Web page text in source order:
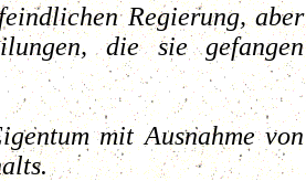
Regierung, aber
die sie gefangen
mit Ausnahme von